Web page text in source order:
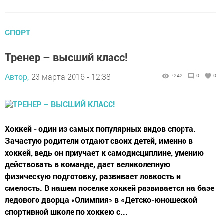
СПОРТ
Тренер – высший класс!
Автор, 23 марта 2016 - 12:38 7242 0 0
Хоккей - один из самых популярных видов спорта.
Зачастую родители отдают своих детей, именно в
хоккей, ведь он приучает к самодисциплине, умению
действовать в команде, дает великолепную
физическую подготовку, развивает ловкость и
смелость. В нашем поселке хоккей развивается на базе
ледового дворца «Олимпия» в «Детско-юношеской
спортивной школе по хоккею с...